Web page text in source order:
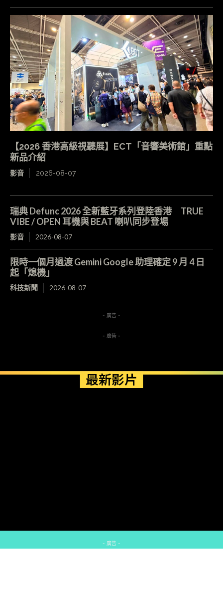
【2026 香港高級視聽展】ECT「音響美術館」重點
新品介紹
影音 2026-08-07
瑞典 Defunc 2026 全新藍牙系列登陸香港 TRUE
VIBE / OPEN 耳機與 BEAT 喇叭同步登場
影音 2026-08-07
限時一個月過渡 Gemini Google 助理確定 9 月 4 日
起「熄機」
科技新聞 2026-08-07
- 廣告 -
- 廣告 -
最新影片
- 廣告 -